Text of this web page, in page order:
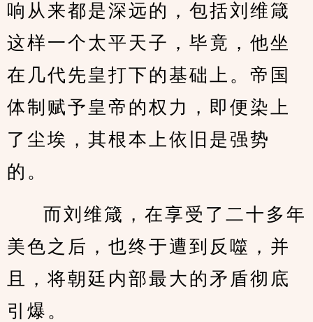
响从来都是深远的，包括刘维箴
这样一个太平天子，毕竟，他坐
在几代先皇打下的基础上。帝国
体制赋予皇帝的权力，即便染上
了尘埃，其根本上依旧是强势
的。
而刘维箴，在享受了二十多年
美色之后，也终于遭到反噬，并
且，将朝廷内部最大的矛盾彻底
引爆。